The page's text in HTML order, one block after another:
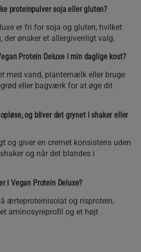
proteinpulver soja eller gluten?
er fri for soja og gluten, hvilket
der ønsker et allergivenligt valg.
Protein Deluxe i min daglige kost?
med vand, plantemælk eller bruge
eller bagværk for at øge dit
og bliver det grynet i shaker eller
og giver en cremet konsistens uden
og når det blandes i
i Vegan Protein Deluxe?
ærteproteinisolat og risprotein,
aminosyreprofil og et højt